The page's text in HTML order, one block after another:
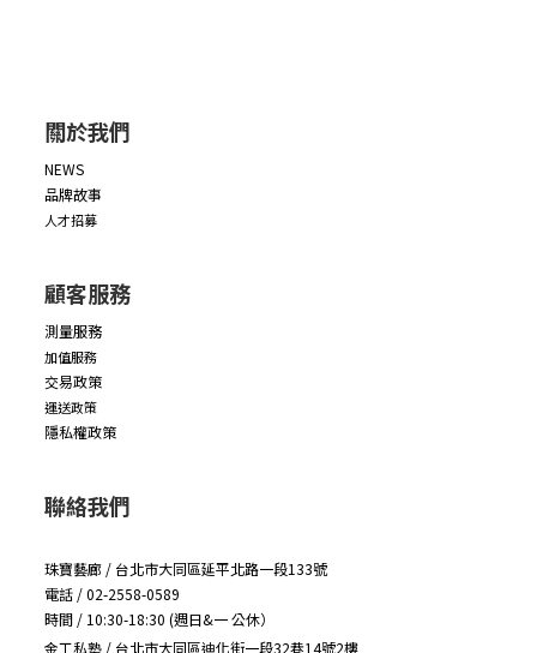
關於我們
NEWS
品牌故事
人才招募
顧客服務
測量服務
加值服務
交易政策
運送政策
隱私權政策
聯絡我們
珠寶藝廊 / 台北市大同區延平北路一段133號
電話 / 02-2558-0589
時間 / 10:30-18:30 (週日&一 公休）
金工私塾 / 台北市大同區迪化街一段32巷14號2樓